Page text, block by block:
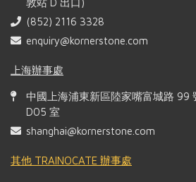
敦站 D 出口)
(852) 2116 3328
enquiry@kornerstone.com
上海辦事處
中國上海浦東新區陸家嘴富城路 99
D05 室
shanghai@kornerstone.com
其他 TRAINOCATE 辦事處